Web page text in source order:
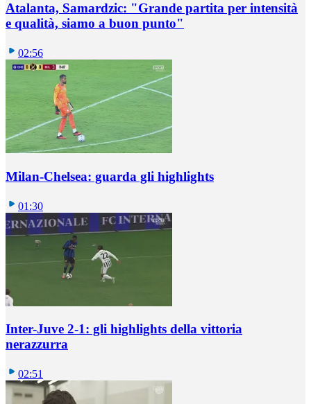
Atalanta, Samardzic: "Grande partita per intensità
e qualità, siamo a buon punto"
02:56
Milan-Chelsea: guarda gli highlights
01:30
Inter-Juve 2-1: gli highlights della vittoria
nerazzurra
02:51